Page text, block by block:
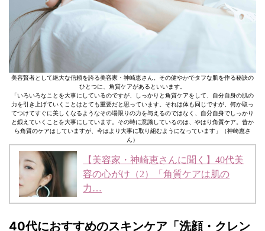
美容賢者として絶大な信頼を誇る美容家・神崎恵さん。その健やかでタフな肌を作る秘訣の
ひとつに、角質ケアがあるといいます。
「いろいろなことを大事にしているのですが、しっかりと角質ケアをして、自分自身の肌の
力を引き上げていくことはとても重要だと思っています。それは体も同じですが、何か取っ
てつけてすぐに美しくなるようなその場限りの力を与えるのではなく、自分自身でしっかり
と鍛えていくことを大事にしています。その時に意識しているのは、やはり角質ケア。昔か
ら角質のケアはしていますが、今はより大事に取り組むようになっています」（神崎恵さ
ん）
【美容家・神崎恵さんに聞く】40代美
容の心がけ（2）「角質ケアは肌の
力…
40代におすすめのスキンケア「洗顔・クレン